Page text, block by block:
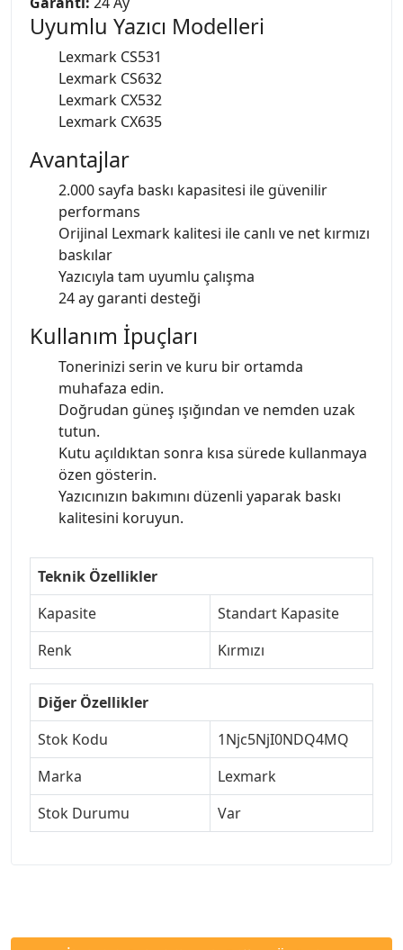
Uyumlu Yazıcı Modelleri
Lexmark CS531
Lexmark CS632
Lexmark CX532
Lexmark CX635
Avantajlar
2.000 sayfa baskı kapasitesi ile güvenilir
performans
Orijinal Lexmark kalitesi ile canlı ve net kırmızı
baskılar
Yazıcıyla tam uyumlu çalışma
24 ay garanti desteği
Kullanım İpuçları
Tonerinizi serin ve kuru bir ortamda
muhafaza edin.
Doğrudan güneş ışığından ve nemden uzak
tutun.
Kutu açıldıktan sonra kısa sürede kullanmaya
özen gösterin.
Yazıcınızın bakımını düzenli yaparak baskı
kalitesini koruyun.
Teknik Özellikler
Kapasite
Standart Kapasite
Renk
Kırmızı
Diğer Özellikler
Stok Kodu
1Njc5NjI0NDQ4MQ
Marka
Lexmark
Stok Durumu
Var